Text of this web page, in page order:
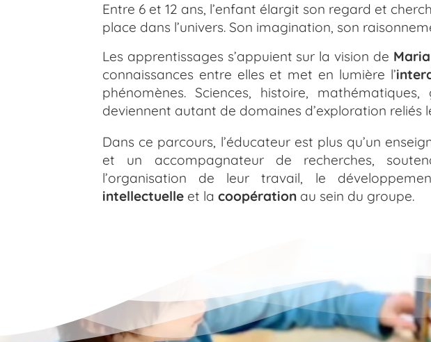
Entre 6 et 12 ans, l’enfant élargit son regard et
place dans l’univers. Son imagination, son
Les apprentissages s’appuient sur la vision de
connaissances entre elles et met en lumière l’
phénomènes. Sciences, histoire,
deviennent autant de domaines d’exploration reliés
Dans ce parcours, l’éducateur est plus qu’un
et un accompagnateur de recherches,
l’organisation de leur travail, le
intellectuelle et la coopération au sein du groupe.